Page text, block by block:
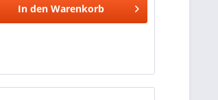
In den Warenkorb